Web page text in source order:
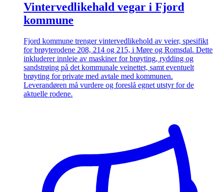
Vintervedlikehald vegar i Fjord
kommune
Fjord kommune trenger vintervedlikehold av veier, spesifikt
for brøyterodene 208, 214 og 215, i Møre og Romsdal. Dette
inkluderer innleie av maskiner for brøyting, rydding og
sandstrøing på det kommunale veinettet, samt eventuelt
brøyting for private med avtale med kommunen.
Leverandøren må vurdere og foreslå egnet utstyr for de
aktuelle rodene.